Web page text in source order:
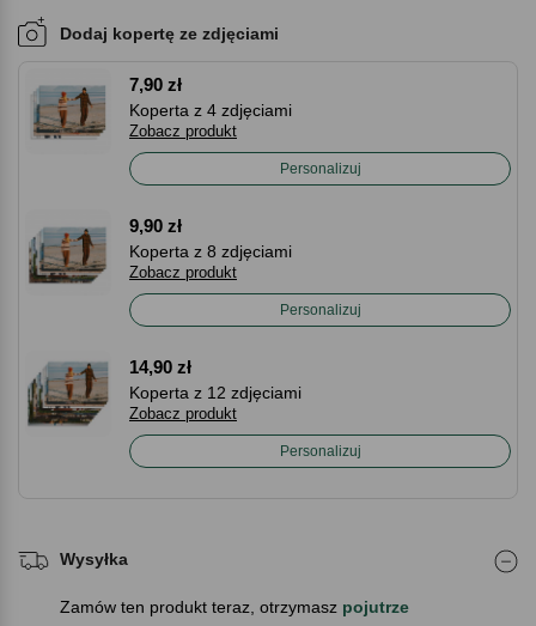
Dodaj kopertę ze zdjęciami
7,90 zł
Koperta z 4 zdjęciami
Zobacz produkt
Personalizuj
9,90 zł
Koperta z 8 zdjęciami
Zobacz produkt
Personalizuj
14,90 zł
Koperta z 12 zdjęciami
Zobacz produkt
Personalizuj
Wysyłka
Zamów ten produkt teraz, otrzymasz pojutrze